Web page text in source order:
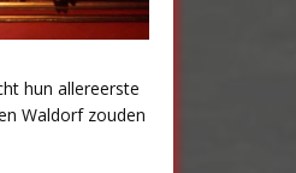
hun allereerste
Waldorf zouden